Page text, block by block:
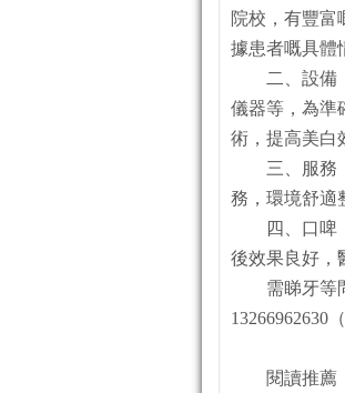
院校，有豐富
據患者嘅具體
二、設備
儀器等，為準
術，提高美白
三、服務
務，環境舒適
四、口啤
後效果良好，
需睇牙等
13266962630
閱讀推薦